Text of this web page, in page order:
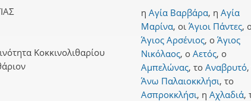
Κοκκινολιθαρίου
η Αγία Βαρβάρα, η Αγία
Μαρίνα, οι Άγιοι Πάντες,
Άγιος Αρσένιος, ο Άγιος
Νικόλαος, ο Αετός, ο
Αμπελώνας, το Αναβρυτό,
Άνω Παλαιοκκλήσι, το
Ασπροκκλήσι, η Αχλαδιά,